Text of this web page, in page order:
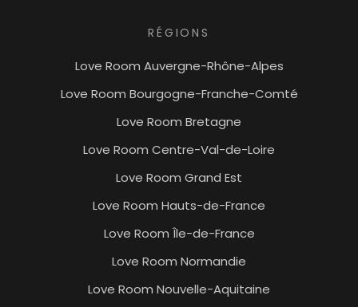
RÉGIONS
Love Room Auvergne-Rhône-Alpes
Love Room Bourgogne-Franche-Comté
Love Room Bretagne
Love Room Centre-Val-de-Loire
Love Room Grand Est
Love Room Hauts-de-France
Love Room Île-de-France
Love Room Normandie
Love Room Nouvelle-Aquitaine